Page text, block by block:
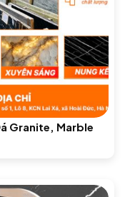
Granite, Marble